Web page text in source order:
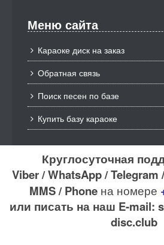
Меню сайта
Караоке диск на заказ
Обратная связь
Поиск песен по базе
Купить базу караоке
Круглосуточная
Viber / WhatsApp / Telegram
MMS / Phone на номере
или писать на наш E-mail:
disc.club